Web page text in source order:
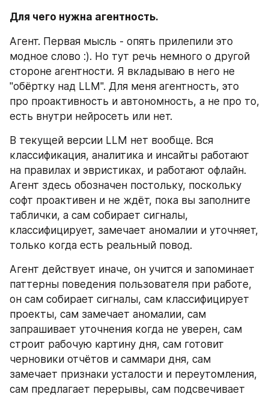
Для чего нужна агентность.
Агент. Первая мысль - опять прилепили это
модное слово :). Но тут речь немного о другой
стороне агентности. Я вкладываю в него не
"обёртку над LLM". Для меня агентность, это
про проактивность и автономность, а не про то,
есть внутри нейросеть или нет.
В текущей версии LLM нет вообще. Вся
классификация, аналитика и инсайты работают
на правилах и эвристиках, и работают офлайн.
Агент здесь обозначен постольку, поскольку
софт проактивен и не ждёт, пока вы заполните
таблички, а сам собирает сигналы,
классифицирует, замечает аномалии и уточняет,
только когда есть реальный повод.
Агент действует иначе, он учится и запоминает
паттерны поведения пользователя при работе,
он сам собирает сигналы, сам классифицирует
проекты, сам замечает аномалии, сам
запрашивает уточнения когда не уверен, сам
строит рабочую картину дня, сам готовит
черновики отчётов и саммари дня, сам
замечает признаки усталости и переутомления,
сам предлагает перерывы, сам подсвечивает